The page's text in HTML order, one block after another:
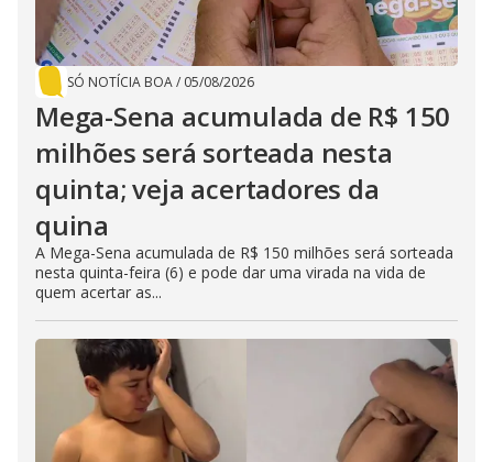
SÓ NOTÍCIA BOA/ 05/08/2026
Mega-Sena acumulada de R$ 150
milhões será sorteada nesta
quinta; veja acertadores da
quina
A Mega-Sena acumulada de R$ 150 milhões será sorteada
nesta quinta-feira (6) e pode dar uma virada na vida de
quem acertar as...